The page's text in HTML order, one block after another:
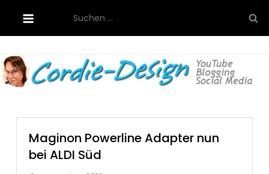
content
nach:
Cordie-Design
Maginon Powerline Adapter nun
bei ALDI Süd